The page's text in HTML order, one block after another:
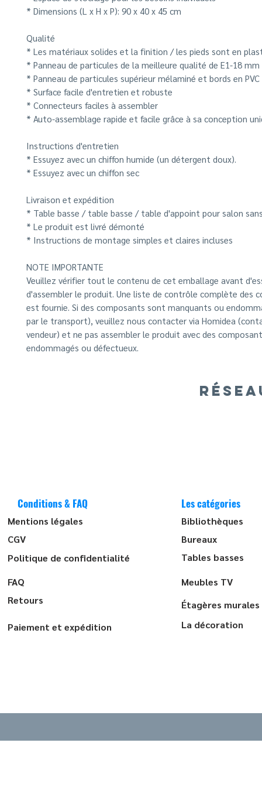
* Dimensions (L x H x P): 90 x 40 x 45 cm
Qualité
* Les matériaux solides et la finition / les pieds sont en
* Panneau de particules de la meilleure qualité de E1-18 mm
* Panneau de particules supérieur mélaminé et bords en PVC
* Surface facile d'entretien et robuste
* Connecteurs faciles à assembler
* Auto-assemblage rapide et facile grâce à sa conception
Instructions d'entretien
* Essuyez avec un chiffon humide (un détergent doux).
* Essuyez avec un chiffon sec
Livraison et expédition
* Table basse / table basse / table d'appoint pour salon
* Le produit est livré démonté
* Instructions de montage simples et claires incluses
NOTE IMPORTANTE
Veuillez vérifier tout le contenu de cet emballage avant
d'assembler le produit. Une liste de contrôle complète des
est fournie. Si des composants sont manquants ou
par le transport), veuillez nous contacter via Homidea
vendeur) et ne pas assembler le produit avec des
endommagés ou défectueux.
Conditions & FAQ
Mentions légales
CGV
Politique de confidentialité
FAQ
Retours
Paiement et expédition
Les catégories
Bibliothèques
Bureaux
Tables basses
Meubles TV
Étagères murales
La décoration